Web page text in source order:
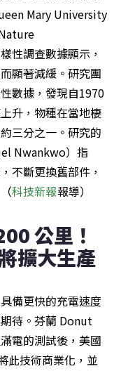
Mary University
性調查數據顯示，
顯著減緩。研究團
數據，發現自1970
升，物種在當地棲
三分之一。研究的
Nwankwo）指
不斷更換舊部件，
科技新報報導）
公里！
擴大生產
備更快的充電速度
待。芬蘭 Donut
電的測試後，美國
此技術商業化，並